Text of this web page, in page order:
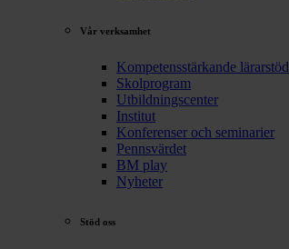
Vår verksamhet
Kompetensstärkande lärarstöd
Skolprogram
Utbildningscenter
Institut
Konferenser och seminarier
Pennsvärdet
BM play
Nyheter
Stöd oss